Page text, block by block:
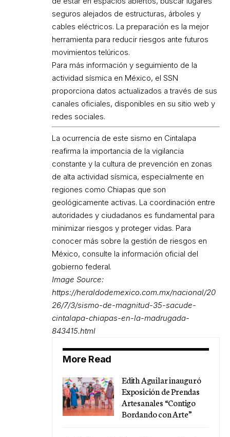
seguros alejados de estructuras, árboles y
cables eléctricos. La preparación es la mejor
herramienta para reducir riesgos ante futuros
movimientos telúricos.
Para más información y seguimiento de la
actividad sísmica en México, el SSN
proporciona datos actualizados a través de sus
canales oficiales, disponibles en su sitio web y
redes sociales.
La ocurrencia de este sismo en Cintalapa
reafirma la importancia de la vigilancia
constante y la cultura de prevención en zonas
de alta actividad sísmica, especialmente en
regiones como Chiapas que son
geológicamente activas. La coordinación entre
autoridades y ciudadanos es fundamental para
minimizar riesgos y proteger vidas. Para
conocer más sobre la gestión de riesgos en
México, consulte la información oficial del
gobierno federal.
Image Source:
https://heraldodemexico.com.mx/nacional/20
26/7/3/sismo-de-magnitud-35-sacude-
cintalapa-chiapas-en-la-madrugada-
843415.html
More Read
Edith Aguilar inauguró
Exposición de Prendas
Artesanales “Contigo
Bordando con Arte”